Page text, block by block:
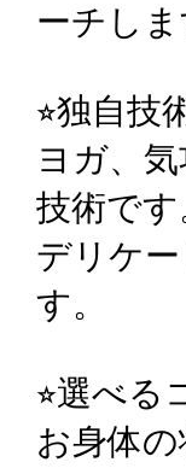
ーチしま
⭐︎独自技
ヨガ、
技術で
デリケ
す。
⭐︎選べる
お身体